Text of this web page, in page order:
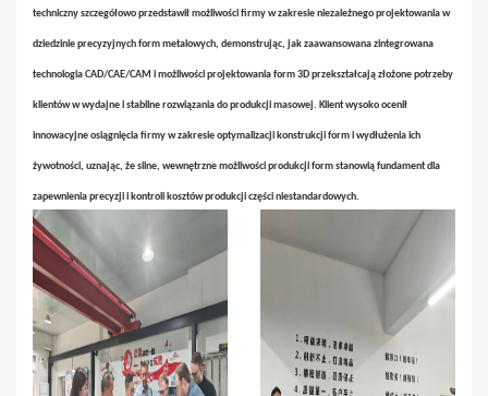
techniczny szczegółowo przedstawił możliwości firmy w zakresie niezależnego projektowania w
dziedzinie precyzyjnych form metalowych, demonstrując, jak zaawansowana zintegrowana
technologia CAD/CAE/CAM i możliwości projektowania form 3D przekształcają złożone potrzeby
klientów w wydajne i stabilne rozwiązania do produkcji masowej. Klient wysoko ocenił
innowacyjne osiągnięcia firmy w zakresie optymalizacji konstrukcji form i wydłużenia ich
żywotności, uznając, że silne, wewnętrzne możliwości produkcji form stanowią fundament dla
zapewnienia precyzji i kontroli kosztów produkcji części niestandardowych.